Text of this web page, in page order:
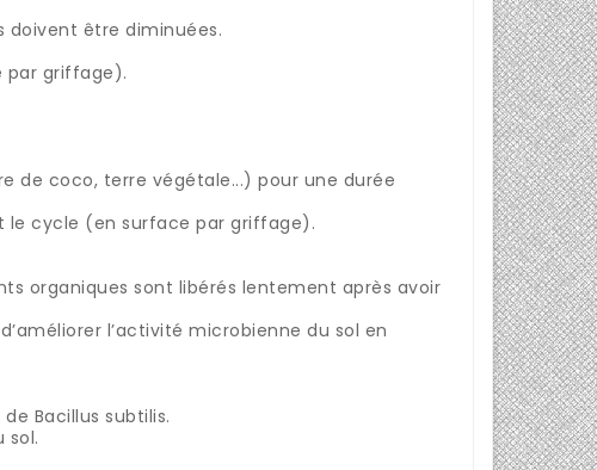
doivent être diminuées.
par griffage).
de coco, terre végétale...) pour une durée
le cycle (en surface par griffage).
organiques sont libérés lentement après avoir
l’activité microbienne du sol en
Bacillus subtilis.
sol.